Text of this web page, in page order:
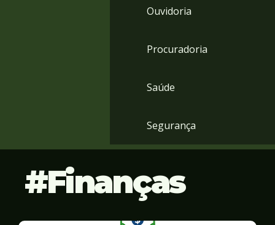
Ouvidoria
Procuradoria
Saúde
Segurança
Finanças